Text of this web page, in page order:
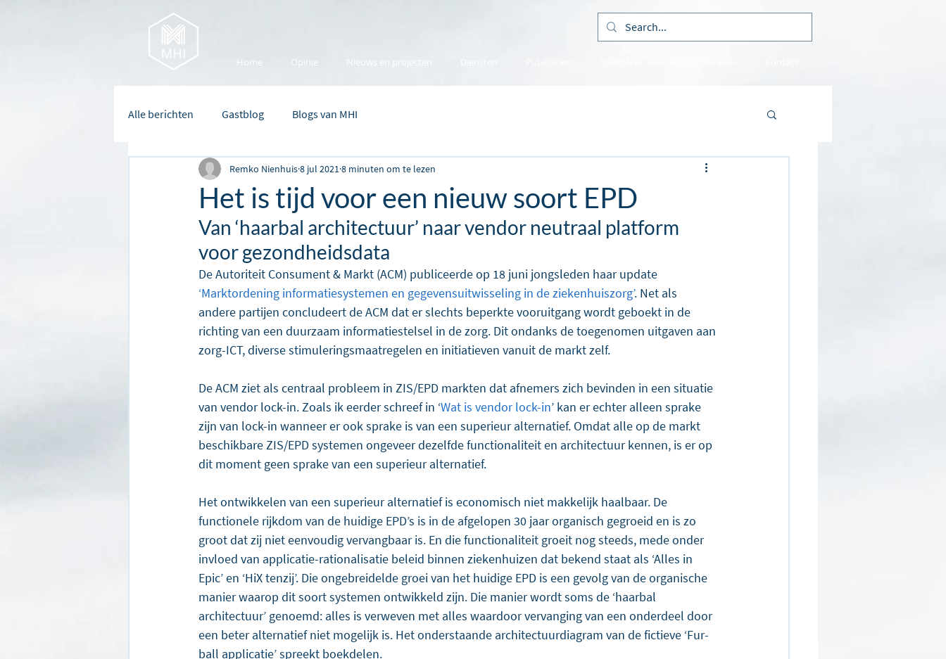
Home Opinie Nieuws en projecten
Alle berichten Gastblog Blogs van MHI
Het is tijd voor een nieuw soort EPD
Remko Nienhuis8 jul 2021 8 minuten om te lezen
Van ‘haarbal architectuur’ naar vendor neutraal platform
voor gezondheidsdata
De Autoriteit Consument & Markt (ACM) publiceerde op 18 juni jongsleden haar update
‘Marktordening informatiesystemen en gegevensuitwisseling in de ziekenhuiszorg’. Net als
andere partijen concludeert de ACM dat er slechts beperkte vooruitgang wordt geboekt in de
richting van een duurzaam informatiestelsel in de zorg. Dit ondanks de toegenomen uitgaven aan
zorg-ICT, diverse stimuleringsmaatregelen en initiatieven vanuit de markt zelf.
De ACM ziet als centraal probleem in ZIS/EPD markten dat afnemers zich bevinden in een situatie
van vendor lock-in. Zoals ik eerder schreef in ‘Wat is vendor lock-in’ kan er echter alleen sprake
zijn van lock-in wanneer er ook sprake is van een superieur alternatief. Omdat alle op de markt
beschikbare ZIS/EPD systemen ongeveer dezelfde functionaliteit en architectuur kennen, is er op
dit moment geen sprake van een superieur alternatief.
Het ontwikkelen van een superieur alternatief is economisch niet makkelijk haalbaar. De
functionele rijkdom van de huidige EPD’s is in de afgelopen 30 jaar organisch gegroeid en is zo
groot dat zij niet eenvoudig vervangbaar is. En die functionaliteit groeit nog steeds, mede onder
invloed van applicatie-rationalisatie beleid binnen ziekenhuizen dat bekend staat als ‘Alles in
Epic’ en ‘HiX tenzij’. Die ongebreidelde groei van het huidige EPD is een gevolg van de organische
manier waarop dit soort systemen ontwikkeld zijn. Die manier wordt soms de ‘haarbal
architectuur’ genoemd: alles is verweven met alles waardoor vervanging van een onderdeel door
een beter alternatief niet mogelijk is. Het onderstaande architectuurdiagram van de fictieve ‘Fur-
ball applicatie’ spreekt boekdelen.